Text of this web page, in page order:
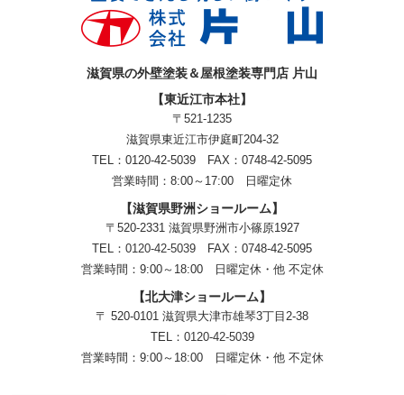
滋賀県の外壁塗装＆屋根塗装専門店 片山
【東近江市本社】
〒521-1235
滋賀県東近江市伊庭町204-32
TEL：0120-42-5039 FAX：0748-42-5095
営業時間：8:00～17:00 日曜定休
【滋賀県野洲ショールーム】
〒520-2331 滋賀県野洲市小篠原1927
TEL： 0120-42-5039 FAX：0748-42-5095
営業時間：9:00～18:00
日曜定休・他 不定休
【北大津ショールーム】
〒 520-0101 滋賀県大津市雄琴3丁目2-38
TEL： 0120-42-5039
営業時間：9:00～18:00
日曜定休・他 不定休